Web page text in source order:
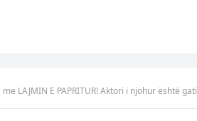
E PAPRITUR! Aktori i njohur është gati për të nisur një…